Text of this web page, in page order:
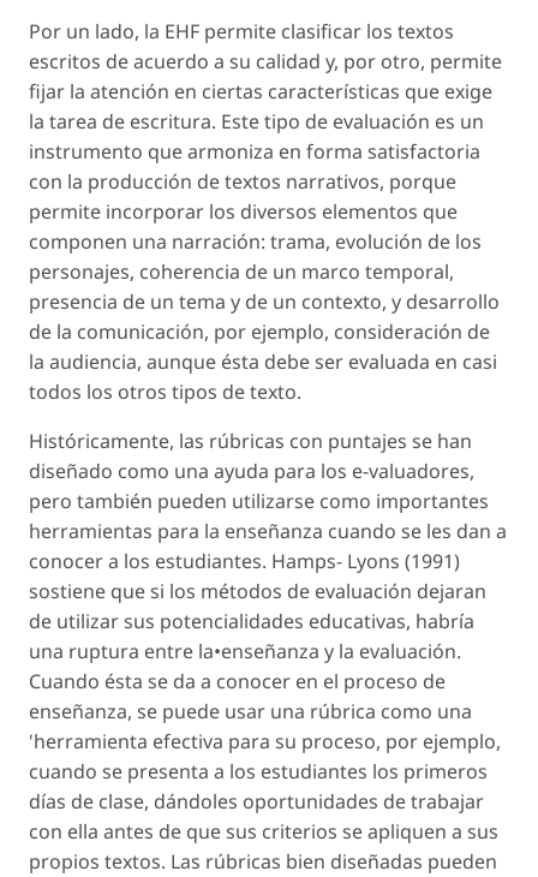
Por un lado, la EHF permite clasificar los textos
escritos de acuerdo a su calidad y, por otro, permite
fijar la atención en ciertas características que exige
la tarea de escritura. Este tipo de evaluación es un
instrumento que armoniza en forma satisfactoria
con la producción de textos narrativos, porque
permite incorporar los diversos elementos que
componen una narración: trama, evolución de los
personajes, coherencia de un marco temporal,
presencia de un tema y de un contexto, y desarrollo
de la comunicación, por ejemplo, consideración de
la audiencia, aunque ésta debe ser evaluada en casi
todos los otros tipos de texto.
Históricamente, las rúbricas con puntajes se han
diseñado como una ayuda para los e-valuadores,
pero también pueden utilizarse como importantes
herramientas para la enseñanza cuando se les dan a
conocer a los estudiantes. Hamps- Lyons (1991)
sostiene que si los métodos de evaluación dejaran
de utilizar sus potencialidades educativas, habría
una ruptura entre la•enseñanza y la evaluación.
Cuando ésta se da a conocer en el proceso de
enseñanza, se puede usar una rúbrica como una
'herramienta efectiva para su proceso, por ejemplo,
cuando se presenta a los estudiantes los primeros
días de clase, dándoles oportunidades de trabajar
con ella antes de que sus criterios se apliquen a sus
propios textos. Las rúbricas bien diseñadas pueden